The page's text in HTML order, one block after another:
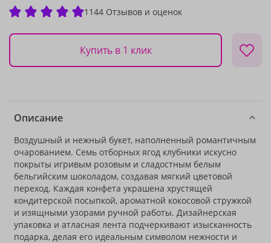
1144 Отзывов и оценок
Купить в 1 клик
Описание
Воздушный и нежный букет, наполненный романтичным
очарованием. Семь отборных ягод клубники искусно
покрыты игривым розовым и сладостным белым
бельгийским шоколадом, создавая мягкий цветовой
переход. Каждая конфета украшена хрустящей
кондитерской посыпкой, ароматной кокосовой стружкой
и изящными узорами ручной работы. Дизайнерская
упаковка и атласная лента подчеркивают изысканность
подарка, делая его идеальным символом нежности и